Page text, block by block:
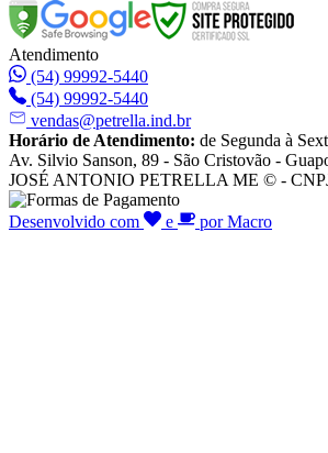
Atendimento
(54) 99992-5440
(54) 99992-5440
vendas@petrella.ind.br
Horário de Atendimento: de Segunda à
Av. Silvio Sanson, 89 - São Cristovão -
JOSÉ ANTONIO PETRELLA ME © - CNPJ
Desenvolvido com e por Macro